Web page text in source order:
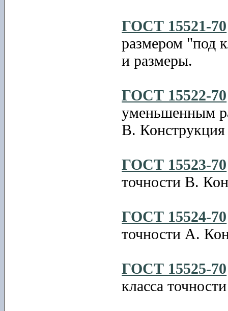
ГОСТ 15521-70
размером "под
и размеры.
ГОСТ 15522-70
уменьшенным
В.
ГОСТ 15523-70
точности В.
ГОСТ 15524-70
точности А.
ГОСТ 15525-70
класса